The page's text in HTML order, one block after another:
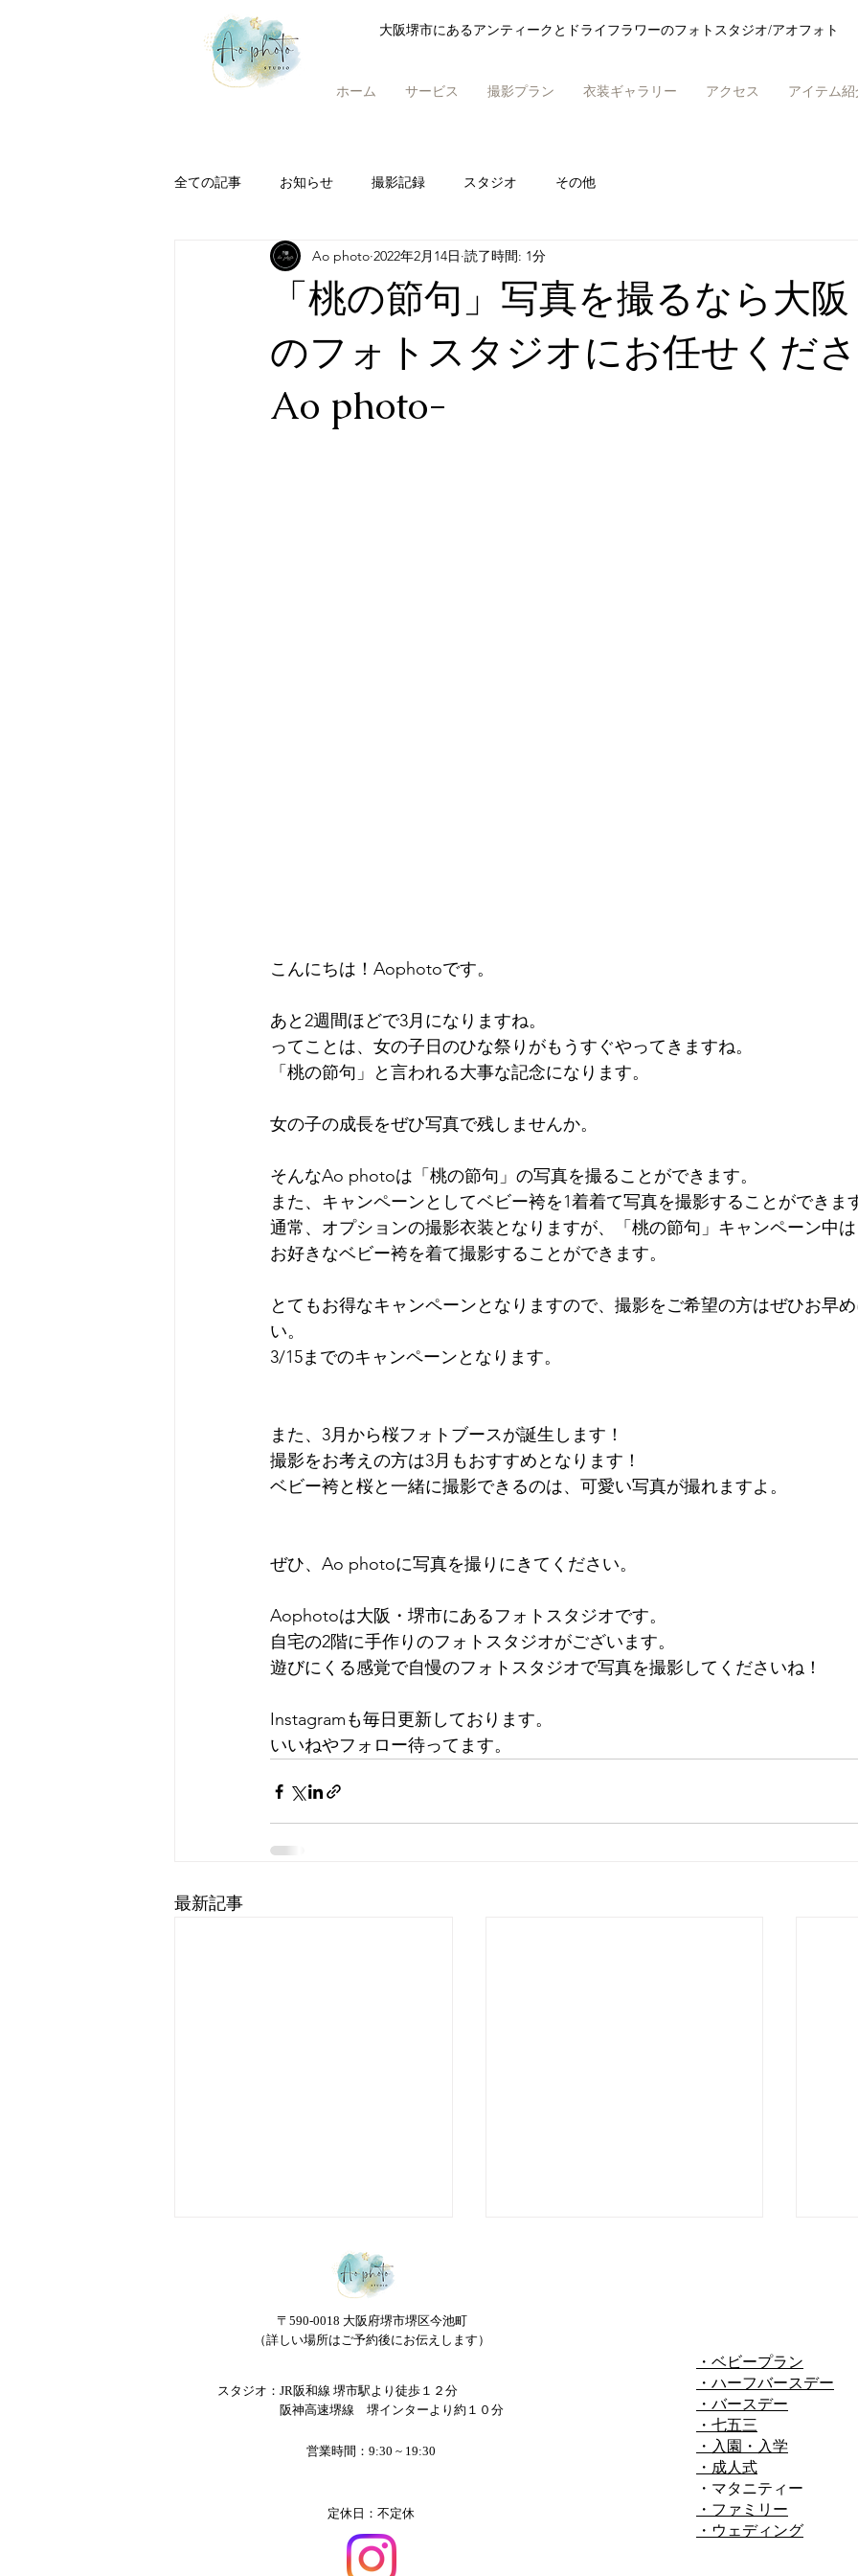
大阪堺市にあるアンティークとドライフラワーのフォトスタジオ/アオフォト
ホーム サービス 撮影プラン 衣装ギャラリー アクセス アイテム紹
全ての記事 お知らせ 撮影記録 スタジオ その他
「桃の節句」写真を撮るなら大
のフォトスタジオにお任せくだ
Ao photo-
Ao photo 2022年2月14日 読了時間: 1分
こんにちは！Aophotoです。
あと2週間ほどで3月になりますね。
ってことは、女の子日のひな祭りがもうすぐやってきますね。
「桃の節句」と言われる大事な記念になります。
女の子の成長をぜひ写真で残しませんか。
そんなAo photoは「桃の節句」の写真を撮ることができます。
また、キャンペーンとしてベビー袴を1着着て写真を撮影することができま
通常、オプションの撮影衣装となりますが、「桃の節句」キャンペーン中は
お好きなベビー袴を着て撮影することができます。
とてもお得なキャンペーンとなりますので、撮影をご希望の方はぜひお早
い。
3/15までのキャンペーンとなります。
また、3月から桜フォトブースが誕生します！
撮影をお考えの方は3月もおすすめとなります！
ベビー袴と桜と一緒に撮影できるのは、可愛い写真が撮れますよ。
ぜひ、Ao photoに写真を撮りにきてください。
Aophotoは大阪・堺市にあるフォトスタジオです。
自宅の2階に手作りのフォトスタジオがございます。
遊びにくる感覚で自慢のフォトスタジオで写真を撮影してくださいね！
Instagramも毎日更新しております。
いいねやフォロー待ってます。
最新記事
◎袴撮影の持ち物◎
袴の前撮りをご検討いただいてい
る方も多くいらっしゃるのではな
いでしょうか。 Ao photoでも袴
影衣装はお持ち込みいただいてお
ります。 ご準備の際は、こちら
★ ・着物（二尺袖着物または振
スタジオ撮影でのメリット
１
〒590-0018 大阪府堺市堺区今池町
（詳しい場所はご予約後にお伝えします）
営業時間：9:30 ~ 19:30
スタジオ：JR阪和線 堺市駅より徒歩１２分
​ 阪神高速堺線 堺インターより約１０分
定休日：不定休
・ベビープラン
・ハーフバースデー
・バースデー
・七五三
・入園・入学
・成人式
・マタニティー
・ファミリー
・ウェディング